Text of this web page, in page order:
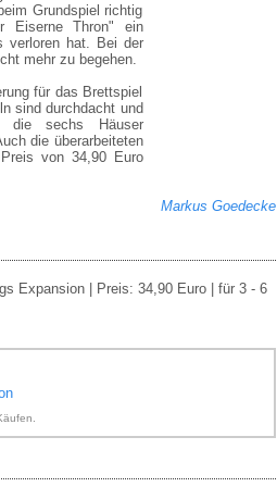
Grundspiel richtig
Eiserne Thron" ein
verloren hat. Bei der
mehr zu begehen.
für das Brettspiel
sind durchdacht und
die sechs Häuser
die überarbeiteten
von 34,90 Euro
Markus Goedecke
Expansion | Preis: 34,90 Euro | für 3 - 6